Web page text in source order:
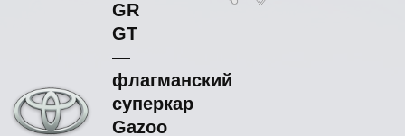
GR
GT
—
флагманский
суперкар
Gazoo